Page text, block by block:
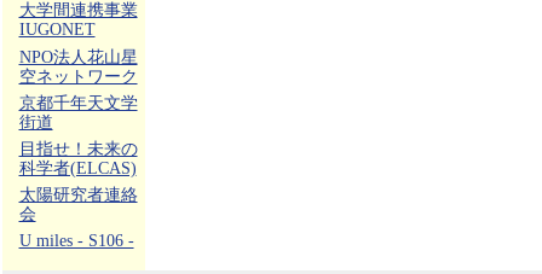
大学間連携事業
IUGONET
NPO法人花山星
空ネットワーク
京都千年天文学
街道
目指せ！未来の
科学者(ELCAS)
太陽研究者連絡
会
U miles - S106 -